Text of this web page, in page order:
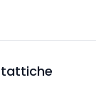
tattiche